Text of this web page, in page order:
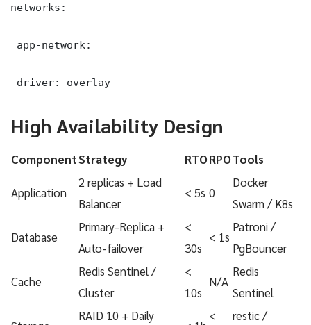
networks:
app-network:
driver: overlay
High Availability Design
ComponentStrategy RTORPOTools
Application
2 replicas + Load
Balancer
< 5s 0
Docker
Swarm / K8s
Database
Primary-Replica +
Auto-failover
<
30s
< 1s
Patroni /
PgBouncer
Cache
Redis Sentinel /
Cluster
<
10s
N/A
Redis
Sentinel
RAID 10 + Daily < restic /